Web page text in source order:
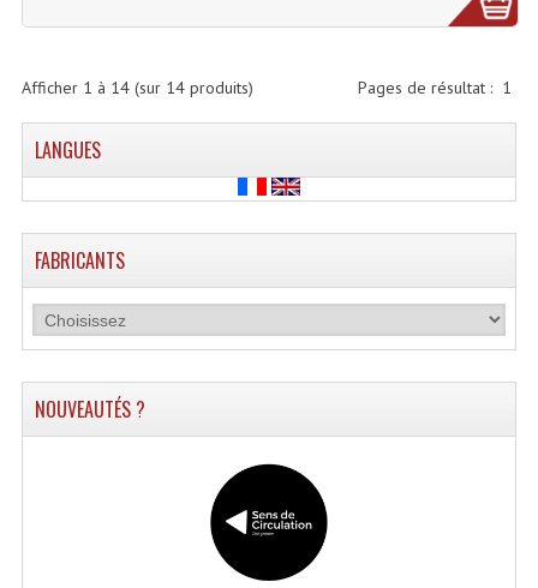
Ponts - Portiques
Structure Echelle 290 Asd
Structure Et Angles Quatro Deco
Structures, Angles Sd150
Tour De Travail Et Échafaudage
Pages de résultat : 1
Afficher 1 à 14(sur 14produits)
LANGUES
FABRICANTS
NOUVEAUTÉS ?